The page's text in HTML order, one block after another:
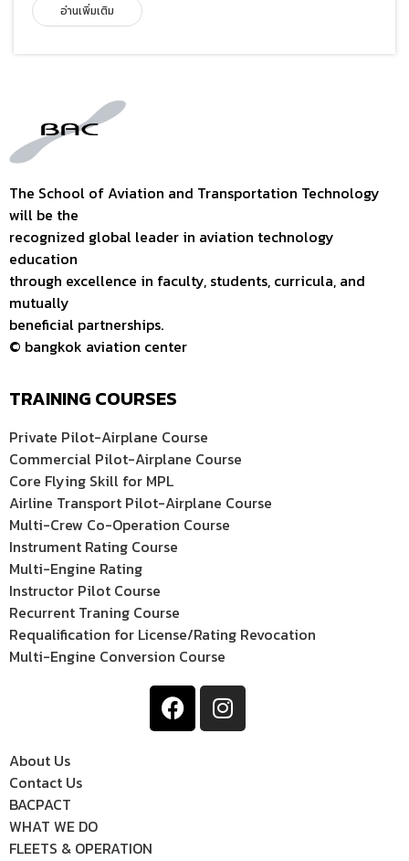
อ่านเพิ่มเติม
The School of Aviation and Transportation Technology
will be the
recognized global leader in aviation technology
education
through excellence in faculty, students, curricula, and
mutually
beneficial partnerships.
© bangkok aviation center
TRAINING COURSES
Private Pilot-Airplane Course
Commercial Pilot-Airplane Course
Core Flying Skill for MPL
Airline Transport Pilot-Airplane Course
Multi-Crew Co-Operation Course
Instrument Rating Course
Multi-Engine Rating
Instructor Pilot Course
Recurrent Traning Course
Requalification for License/Rating Revocation
Multi-Engine Conversion Course
About Us
Contact Us
BACPACT
WHAT WE DO
FLEETS & OPERATION